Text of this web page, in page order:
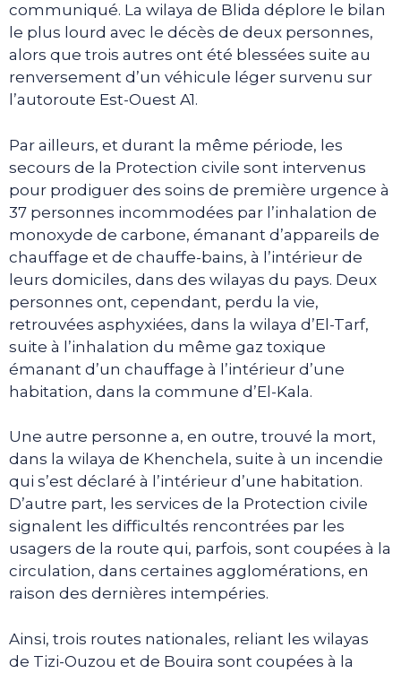
communiqué. La wilaya de Blida déplore le bilan
le plus lourd avec le décès de deux personnes,
alors que trois autres ont été blessées suite au
renversement d’un véhicule léger survenu sur
l’autoroute Est-Ouest A1.
Par ailleurs, et durant la même période, les
secours de la Protection civile sont intervenus
pour prodiguer des soins de première urgence à
37 personnes incommodées par l’inhalation de
monoxyde de carbone, émanant d’appareils de
chauffage et de chauffe-bains, à l’intérieur de
leurs domiciles, dans des wilayas du pays. Deux
personnes ont, cependant, perdu la vie,
retrouvées asphyxiées, dans la wilaya d’El-Tarf,
suite à l’inhalation du même gaz toxique
émanant d’un chauffage à l’intérieur d’une
habitation, dans la commune d’El-Kala.
Une autre personne a, en outre, trouvé la mort,
dans la wilaya de Khenchela, suite à un incendie
qui s’est déclaré à l’intérieur d’une habitation.
D’autre part, les services de la Protection civile
signalent les difficultés rencontrées par les
usagers de la route qui, parfois, sont coupées à la
circulation, dans certaines agglomérations, en
raison des dernières intempéries.
Ainsi, trois routes nationales, reliant les wilayas
de Tizi-Ouzou et de Bouira sont coupées à la